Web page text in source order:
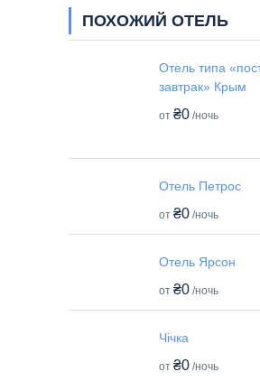
ПОХОЖИЙ ОТЕЛЬ
Отель типа
завтрак» Крым
от ₴0 /ночь
Отель Петрос
от ₴0 /ночь
Отель Ярсон
от ₴0 /ночь
Чічка
от ₴0 /ночь